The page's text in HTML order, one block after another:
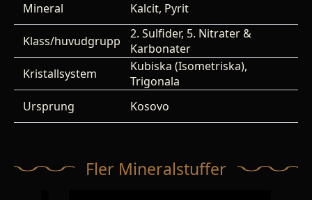
Mineral Kalcit, Pyrit
Klass/huvudgrupp
2. Sulfider, 5. Nitrater &
Karbonater
Kristallsystem
Kubiska (Isometriska),
Trigonala
Ursprung
Kosovo
Fler Mineralstuffer